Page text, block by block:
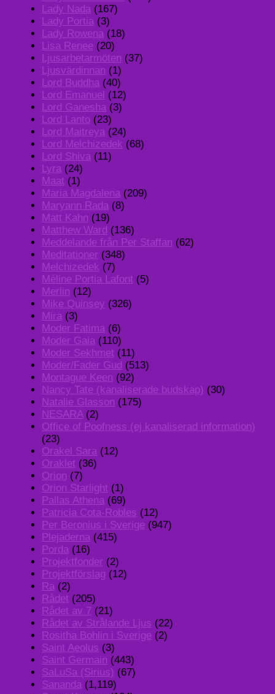
Lady Nada (167)
Lady Portia (3)
Lady Rowena (18)
Lisa Renee (20)
Ljusarbetarmöten (37)
Ljusvärdinnan (1)
Lord Buddha (40)
Lord Emanuel (12)
Lord Ganesha (3)
Lord Lanto (23)
Lord Maitreya (24)
Lord Melchizedek (68)
Lord Shiva (11)
Lyra (24)
Maat (1)
Maria Magdalena (209)
Maryann Rada (8)
Matt Kahn (19)
Matthew Ward (136)
Meddelande från Per Staffan (62)
Meditationer (348)
Melchizedek (7)
Méline Portia Lafont (5)
Merlin (12)
Mike Quinsey (326)
Mira (3)
Moder Fatima (6)
Moder Gaia (110)
Moder Sekhmet (11)
Moder/Fader Gud (513)
Montague Keen (92)
Nancy Tate (kanaliserade budskap) (30)
Natalie Glasson (175)
NESARA(2)
Office of Poofness (ej kanaliserad information)
(23)
Orakel Sara (12)
Oraklet (36)
Orion (7)
Orion Starlight (1)
Pallas Athena (69)
Patricia Cota-Robles (12)
Per Beronius i Sverige (947)
Plejaderna (415)
Porda (16)
Projektfonder (2)
Projektförslag (12)
Ra (2)
Rådet (205)
Rådet av 7 (21)
Rådet av Strålande Ljus (22)
Rositha Bohlin i Sverige (2)
Saint Aeolus (3)
Saint Germain (443)
SaLuSa (Sirius) (67)
Sananda (1,119)